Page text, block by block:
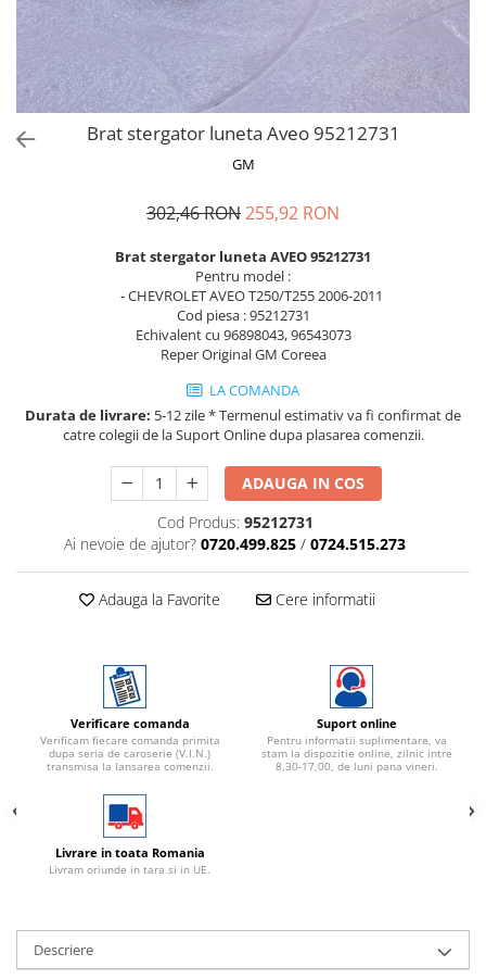
MOVANO
TIGRA-B 2004-2009
VECTRA-C 2002-2008
VIVARO
Mazda CX-80 KL
SX4 S-CROSS Hybrid 48V 2020-
prezent
S-CROSS HYBRID 48V 2022-prezent
VITARA 2015-prezent
VITARA Hybrid 48V 2020-prezent
SPARK M300 2010-2018
Brat stergator luneta Aveo 95212731
GM
302,46 RON255,92 RON
Brat stergator luneta AVEO 95212731
Pentru model :
- CHEVROLET AVEO T250/T255 2006-2011
Cod piesa : 95212731
Echivalent cu 96898043, 96543073
Reper Original GM Coreea
LA COMANDA
Durata de livrare: 5-12 zile * Termenul estimativ va fi confirmat de
catre colegii de la Suport Online dupa plasarea comenzii.
ADAUGA IN COS
Cod Produs: 95212731
Ai nevoie de ajutor? 0720.499.825 / 0724.515.273
Adauga la Favorite Cere informatii
Verificare comanda
Verificam fiecare comanda primita
dupa seria de caroserie (V.I.N.)
transmisa la lansarea comenzii.
Suport online
Pentru informatii suplimentare, va
stam la dispozitie online, zilnic intre
8,30-17,00, de luni pana vineri.
Livrare in toata Romania
Livram oriunde in tara si in UE.
Descriere